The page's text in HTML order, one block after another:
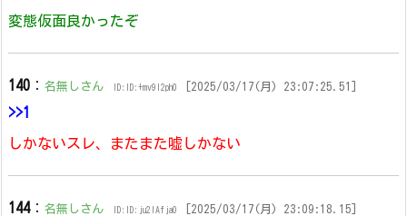
変態仮面良かったぞ
140 ： 名無しさん ID:ID:+mv9l2ph0 [2025/03/17(月) 23:07:25.51]
>>1
しかないスレ、またまた嘘しかない
144： 名無しさん ID:ID:ju2IAfja0 [2025/03/17(月) 23:09:18.15]